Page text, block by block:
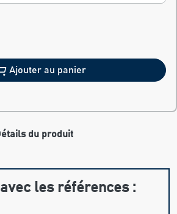
Ajouter au panier
du produit
les références :